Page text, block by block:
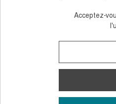
Acceptez-